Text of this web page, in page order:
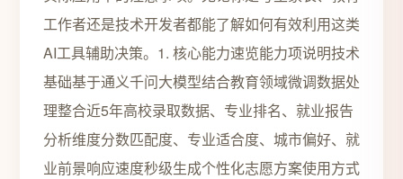
工作者还是技术开发者都能了解如何有效利用这类
AI工具辅助决策。1. 核心能力速览能力项说明技术
基础基于通义千问大模型结合教育领域微调数据处
理整合近5年高校录取数据、专业排名、就业报告
分析维度分数匹配度、专业适合度、城市偏好、就
业前景响应速度秒级生成个性化志愿方案使用方式